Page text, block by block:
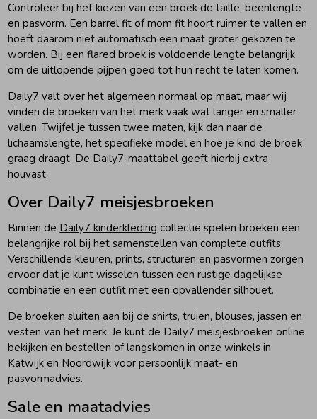
Controleer bij het kiezen van een broek de taille, beenlengte
en pasvorm. Een barrel fit of mom fit hoort ruimer te vallen en
hoeft daarom niet automatisch een maat groter gekozen te
worden. Bij een flared broek is voldoende lengte belangrijk
om de uitlopende pijpen goed tot hun recht te laten komen.
Daily7 valt over het algemeen normaal op maat, maar wij
vinden de broeken van het merk vaak wat langer en smaller
vallen. Twijfel je tussen twee maten, kijk dan naar de
lichaamslengte, het specifieke model en hoe je kind de broek
graag draagt. De Daily7-maattabel geeft hierbij extra
houvast.
Over Daily7 meisjesbroeken
Binnen de Daily7 kinderkleding collectie spelen broeken een
belangrijke rol bij het samenstellen van complete outfits.
Verschillende kleuren, prints, structuren en pasvormen zorgen
ervoor dat je kunt wisselen tussen een rustige dagelijkse
combinatie en een outfit met een opvallender silhouet.
De broeken sluiten aan bij de shirts, truien, blouses, jassen en
vesten van het merk. Je kunt de Daily7 meisjesbroeken online
bekijken en bestellen of langskomen in onze winkels in
Katwijk en Noordwijk voor persoonlijk maat- en
pasvormadvies.
Sale en maatadvies